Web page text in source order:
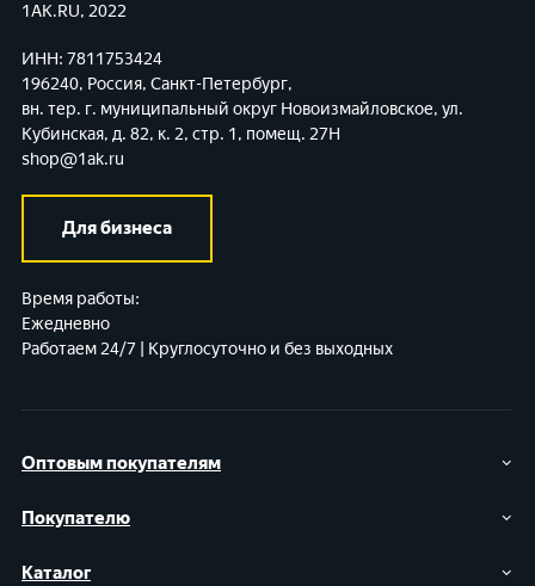
Оптовым покупателям
Покупателю
Каталог
1AK.RU, 2022
ИНН: 7811753424
196240, Россия, Санкт-Петербург,
вн. тер. г. муниципальный округ Новоизмайловское, ул.
Кубинская, д. 82, к. 2, стр. 1, помещ. 27Н
shop@1ak.ru
Для бизнеса
Время работы:
Ежедневно
Работаем 24/7 | Круглосуточно и без выходных